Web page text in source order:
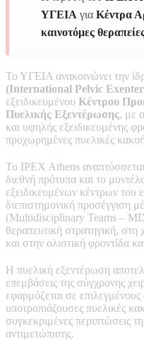
ΥΓΕΙΑ για Κέντρα
καινοτόμες
Το ΥΓΕΙΑ ανακοινώνει την
(International Pelvic
εξειδικευμένου Κέντρου
Πυελικής Εξεντέρωσης, με
και υψηλής εξειδικευμένης
προχωρημένες πυελικές
Το IPEX Athens
διεθνή πρότυπα και το
εξειδικευμένων κέντρων του
διεπιστημονική προσέγγιση
(Multidisciplinary Teams –
θεραπευτική στρατηγική,
και στην ολιστική φροντίδα
Η πυελική εξεντέρωση
επεμβάσεις της σύγχρονης
εφαρμόζεται σε
υποτροπιάζουσες πυελικές
συγκεκριμένες περιπτώσεις
αντιμετώπισης.